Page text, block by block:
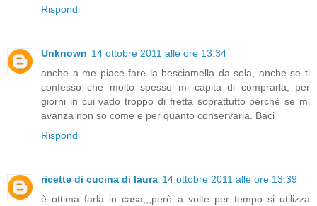
Rispondi
Unknown 14 ottobre 2011 alle ore 13:34
anche a me piace fare la besciamella da sola, anche se ti
confesso che molto spesso mi capita di comprarla, per
giorni in cui vado troppo di fretta soprattutto perchè se mi
avanza non so come e per quanto conservarla. Baci
Rispondi
ricette di cucina di laura 14 ottobre 2011 alle ore 13:39
è ottima farla in casa,,,però a volte per tempo si utilizza